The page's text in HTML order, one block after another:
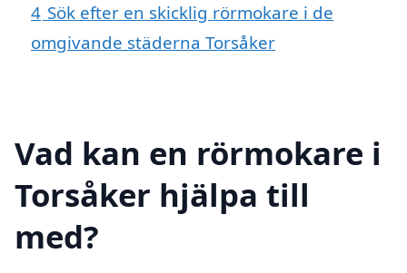
4 Sök efter en skicklig rörmokare i de
omgivande städerna Torsåker
Vad kan en rörmokare i
Torsåker hjälpa till
med?